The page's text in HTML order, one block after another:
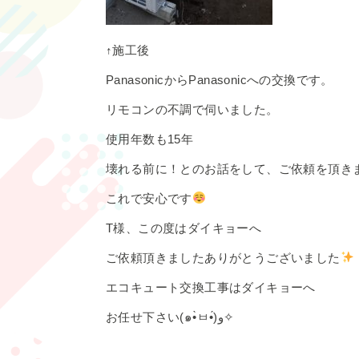
↑施工後
PanasonicからPanasonicへの交換です。
リモコンの不調で伺いました。
使用年数も15年
壊れる前に！とのお話をして、ご依頼を頂き
これで安心です
T様、この度はダイキョーへ
ご依頼頂きましたありがとうございました
エコキュート交換工事はダイキョーへ
お任せ下さい(๑•̀ㅂ•́)و✧